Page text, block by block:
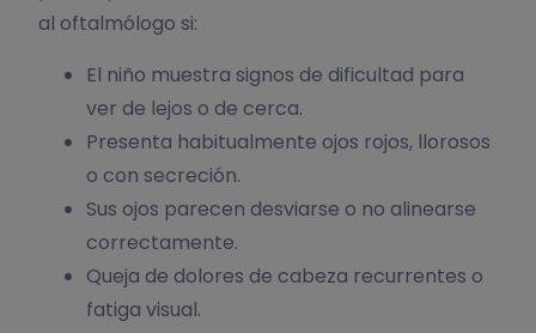
al oftalmólogo si:
El niño muestra signos de dificultad para
ver de lejos o de cerca.
Presenta habitualmente ojos rojos, llorosos
o con secreción.
Sus ojos parecen desviarse o no alinearse
correctamente.
Queja de dolores de cabeza recurrentes o
fatiga visual.